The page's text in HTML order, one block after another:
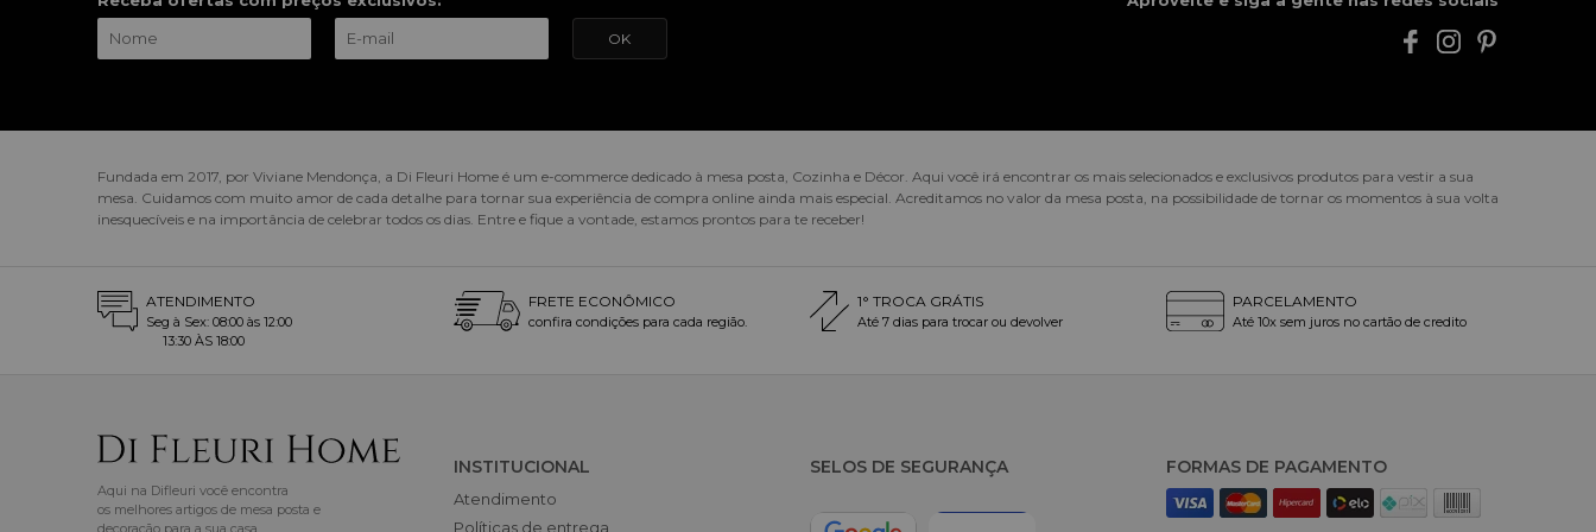
Fundada em 2017, por Viviane Mendonça, a Di Fleuri Home é um e-commerce dedicado à mesa posta, Cozinha e Décor. Aqui você irá encontrar os mais selecionados e exclusivos produtos para vestir a sua
mesa. Cuidamos com muito amor de cada detalhe para tornar sua experiência de compra online ainda mais especial. Acreditamos no valor da mesa posta, na possibilidade de tornar os momentos à sua volta
inesquecíveis e na importância de celebrar todos os dias. Entre e fique a vontade, estamos prontos para te receber!
ATENDIMENTO
Seg à Sex: 08:00 às 12:00
13:30 ÀS 18:00
FRETE ECONÔMICO
confira condições para cada região.
1° TROCA GRÁTIS
Até 7 dias para trocar ou devolver
PARCELAMENTO
Até 10x sem juros no cartão de credito
Aqui na Difleuri você encontra
os melhores artigos de mesa posta e
INSTITUCIONAL
Atendimento
Políticas de entrega
SELOS DE SEGURANÇA FORMAS DE PAGAMENTO